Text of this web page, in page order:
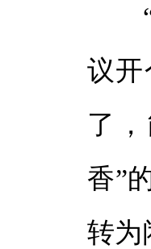
“
议开
了
香”
转为